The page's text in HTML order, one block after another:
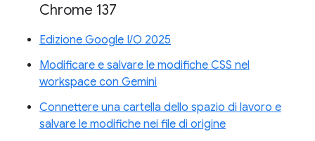
Chrome 137
Edizione Google I/O 2025
Modificare e salvare le modifiche CSS nel
workspace con Gemini
Connettere una cartella dello spazio di lavoro e
salvare le modifiche nei file di origine